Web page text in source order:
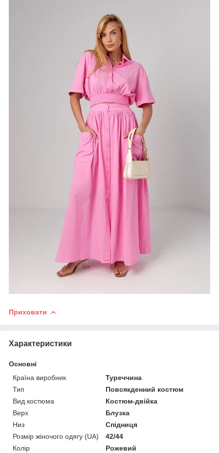
Приховати
Характеристики
Основні
Країна виробник
Туреччина
Тип
Повсякденний костюм
Вид костюма
Костюм-двійка
Верх
Блузка
Низ
Спідниця
Розмір жіночого одягу (UA)
42/44
Колір
Рожевий